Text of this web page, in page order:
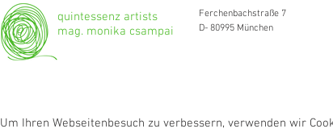
musikalische Grenzgängerin
quintessenz artists
mag. monika csampai
Ferchenbachstraße 7
D- 80995 München
Um Ihren Webseitenbesuch zu verbessern, verwenden wir